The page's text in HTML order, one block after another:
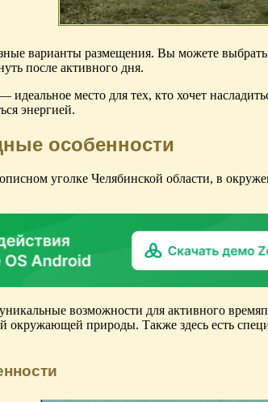
варианты размещения. Вы можете
после активного дня.
идеальное место для тех, кто хочет
энергией.
особенности
уголке Челябинской области, в
возможности для активного
окружающей природы. Также здесь есть